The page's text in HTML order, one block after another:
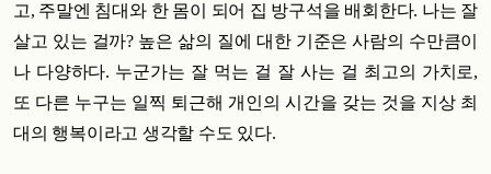
고, 주말엔 침대와 한 몸이 되어 집 방구석을 배회한다. 나는 잘
살고 있는 걸까? 높은 삶의 질에 대한 기준은 사람의 수만큼이
나 다양하다. 누군가는 잘 먹는 걸 잘 사는 걸 최고의 가치로,
또 다른 누구는 일찍 퇴근해 개인의 시간을 갖는 것을 지상 최
대의 행복이라고 생각할 수도 있다.